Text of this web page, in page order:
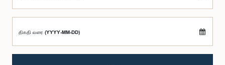
திகதி வரை (YYYY-MM-DD)